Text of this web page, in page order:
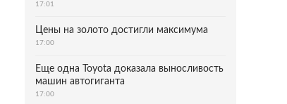
17:01
Цены на золото достигли максимума
17:00
Еще одна Toyota доказала выносливость
машин автогиганта
17:00